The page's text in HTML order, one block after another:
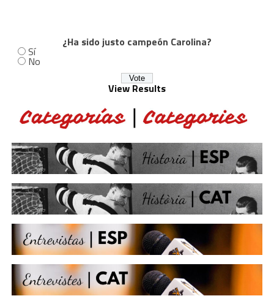
¿Ha sido justo campeón Carolina?
Sí
No
View Results